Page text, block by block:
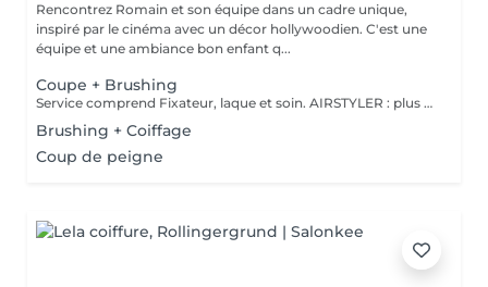
Rencontrez Romain et son équipe dans un cadre unique,
inspiré par le cinéma avec un décor hollywoodien. C'est une
équipe et une ambiance bon enfant q...
Coupe + Brushing
Service comprend Fixateur, laque et soin. AIRSTYLER : plus de brillance et de ténacité qu'un brushing. JocoStyler: un lisseur, lissage et soin, qui donne la brillance spectaculaire.
Brushing + Coiffage
Coup de peigne